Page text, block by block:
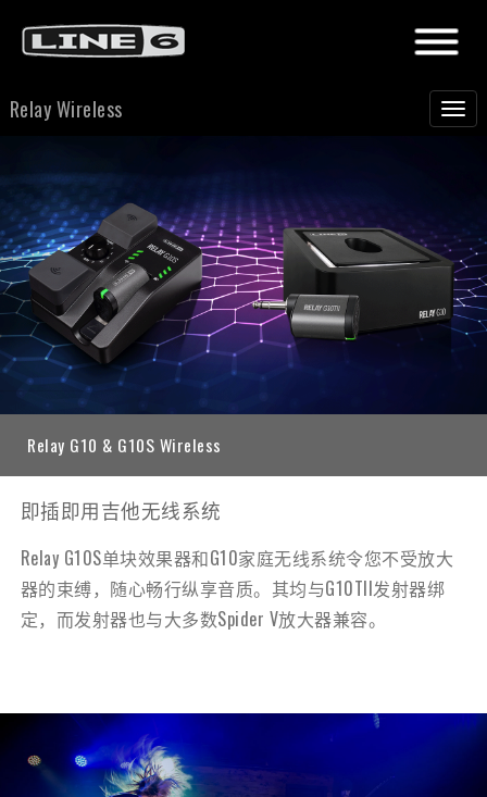
Relay Wireless
Relay G10 & G10S Wireless
即插即用吉他无线系统
Relay G10S单块效果器和G10家庭无线系统令您不受放大
器的束缚，随心畅行纵享音质。其均与G10TII发射器绑
定，而发射器也与大多数Spider V放大器兼容。